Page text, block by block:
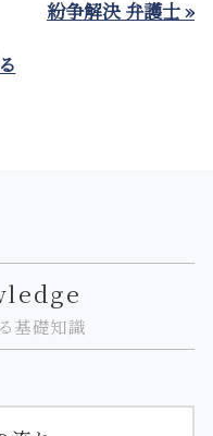
紛争解決 弁護士 »
基礎知識